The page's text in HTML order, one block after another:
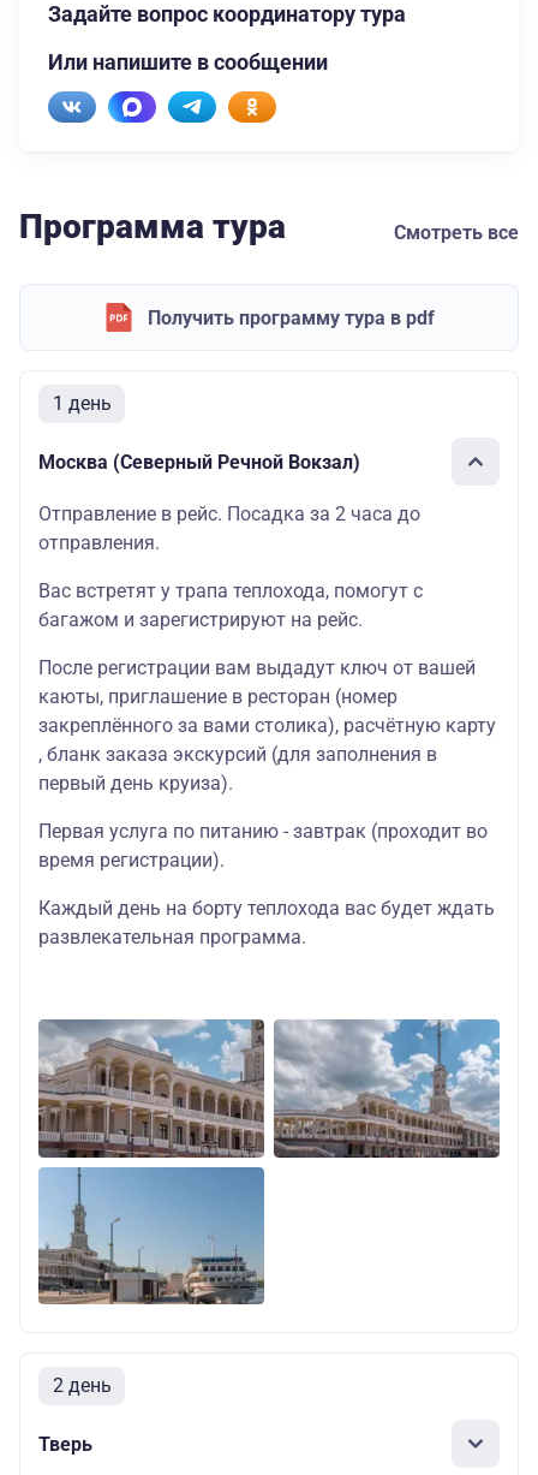
Задайте вопрос координатору тура
Или напишите в сообщении
Программа тура Смотреть все
Получить программу тура в pdf
1 день
Москва (Северный Речной Вокзал)
Отправление в рейс. Посадка за 2 часа до
отправления.
Вас встретят у трапа теплохода, помогут с
багажом и зарегистрируют на рейс.
После регистрации вам выдадут ключ от вашей
каюты, приглашение в ресторан (номер
закреплённого за вами столика), расчётную карту
, бланк заказа экскурсий (для заполнения в
первый день круиза).
Первая услуга по питанию - завтрак (проходит во
время регистрации).
Каждый день на борту теплохода вас будет ждать
развлекательная программа.
2 день
Тверь